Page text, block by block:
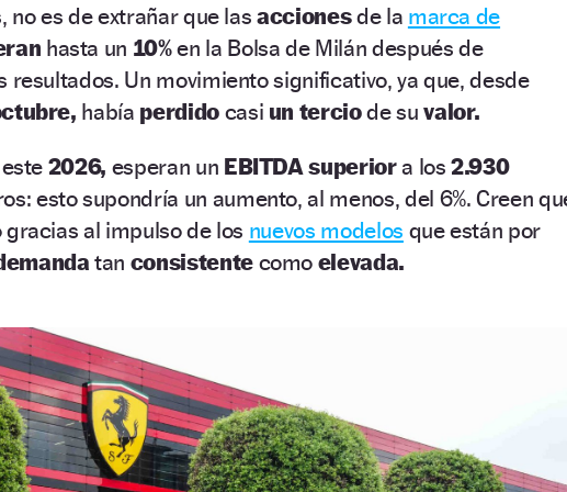
no es de extrañar que lasaccionesde la marca de
hasta un 10%en la Bolsa de Milán después de
resultados. Un movimiento significativo, ya que, desde
había perdido casi un terciode su valor.
2026, esperan un EBITDA superiora los2.930
esto supondría un aumento, al menos, del 6%. Creen
al impulso de los nuevos modelos que están por
tan consistente como elevada.